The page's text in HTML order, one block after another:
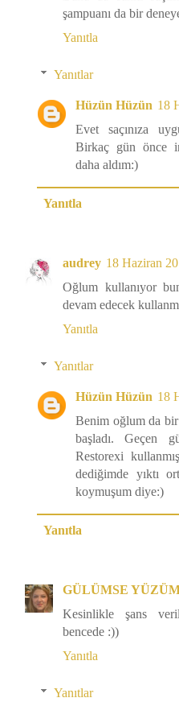
şampuanı da bir
Yanıtla
Yanıtlar
Hüzün Hüzün 18
Evet saçınıza
Birkaç gün önce
daha aldım:)
Yanıtla
audrey 18 Haziran
Oğlum kullanıyor
devam edecek
Yanıtla
Yanıtlar
Hüzün Hüzün 18
Benim oğlum da bir
başladı. Geçen
Restorexi
dediğimde yıktı
koymuşum diye:)
Yanıtla
GÜLÜMSE
Kesinlikle şans
bencede :))
Yanıtla
Yanıtlar